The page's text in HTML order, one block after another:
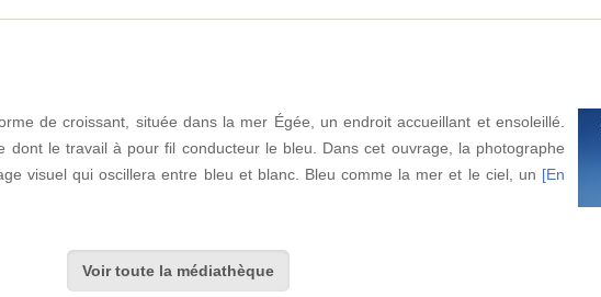
de croissant, située dans la mer Égée, un endroit accueillant et ensoleillé.
dont le travail à pour fil conducteur le bleu. Dans cet ouvrage, la photographe
visuel qui oscillera entre bleu et blanc. Bleu comme la mer et le ciel, un [En
Voir toute la médiathèque